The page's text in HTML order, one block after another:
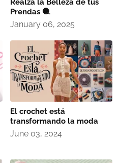
Prendas 🧶
January 06, 2025
El crochet está
transformando la moda
June 03, 2024